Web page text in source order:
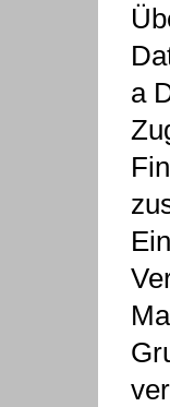
a